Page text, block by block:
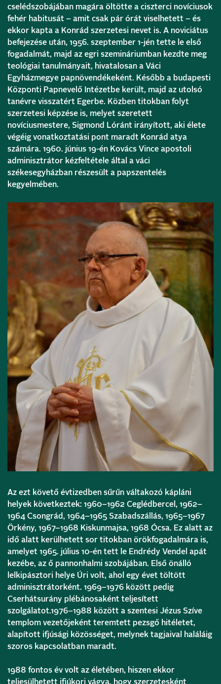
cselédszobájában magára öltötte a ciszterci novíciusok
fehér habitusát – amit csak pár órát viselhetett – és
ekkor kapta a Konrád szerzetesi nevet is. A noviciátus
befejezése után, 1956. szeptember 1-jén tette le első
fogadalmát, majd az egri szemináriumban kezdte meg
teológiai tanulmányait, hivatalosan a Váci
Egyházmegye papnövendékeként. Később a budapesti
Központi Papnevelő Intézetbe került, majd az utolsó
tanévre visszatért Egerbe. Közben titokban folyt
szerzetesi képzése is, melyet szeretett
novíciusmestere, Sigmond Lóránt irányított, aki élete
végéig vonatkoztatási pont maradt Konrád atya
számára. 1960. június 19-én Kovács Vince apostoli
adminisztrátor kézfeltétele által a váci
székesegyházban részesült a papszentelés
kegyelmében.
Az ezt követő évtizedben sűrűn váltakozó kápláni
helyek következtek: 1960–1962 Ceglédbercel, 1962–
1964 Csongrád, 1964–1965 Szabadszállás, 1965–1967
Örkény, 1967–1968 Kiskunmajsa, 1968 Ócsa. Ez alatt az
idő alatt kerülhetett sor titokban örökfogadalmára is,
amelyet 1965. július 10-én tett le Endrédy Vendel apát
kezébe, az ő pannonhalmi szobájában. Első önálló
lelkipásztori helye Úri volt, ahol egy évet töltött
adminisztrátorként. 1969–1976 között pedig
Cserhátsurány plébánosaként teljesített
szolgálatot.1976–1988 között a szentesi Jézus Szíve
templom vezetőjeként teremtett pezsgő hitéletet,
alapított ifjúsági közösséget, melynek tagjaival haláláig
szoros kapcsolatban maradt.
1988 fontos év volt az életében, hiszen ekkor
teljesülhetett ifjúkori vágya, hogy szerzetesként